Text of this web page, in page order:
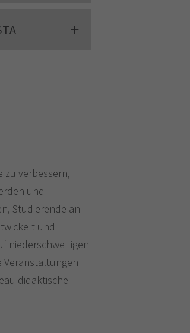
zu verbessern,
und
Studierende an
und
niederschwelligen
Veranstaltungen
didaktische